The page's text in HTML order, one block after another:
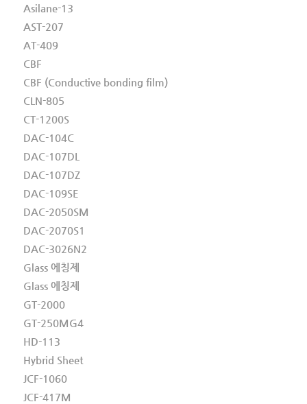
Asilane-13
AST-207
AT-409
CBF
CBF (Conductive bonding film)
CLN-805
CT-1200S
DAC-104C
DAC-107DL
DAC-107DZ
DAC-109SE
DAC-2050SM
DAC-2070S1
DAC-3026N2
Glass 에칭제
Glass 에칭제
GT-2000
GT-250MG4
HD-113
Hybrid Sheet
JCF-1060
JCF-417M